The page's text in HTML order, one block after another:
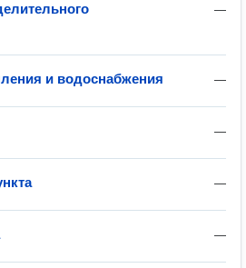
—
—
и водоснабжения
—
—
—